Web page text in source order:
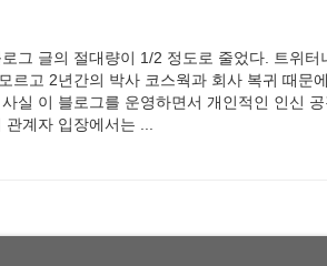
그 글의 절대량이 1/2 정도로 줄었다. 트위터
르고 2년간의 박사 코스웍과 회사 복귀 때문
실 이 블로그를 운영하면서 개인적인 인신
계자 입장에서는 ...